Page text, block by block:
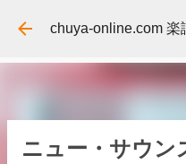
スキップしてメ
chuya-online.com 楽
ニュー・サウン